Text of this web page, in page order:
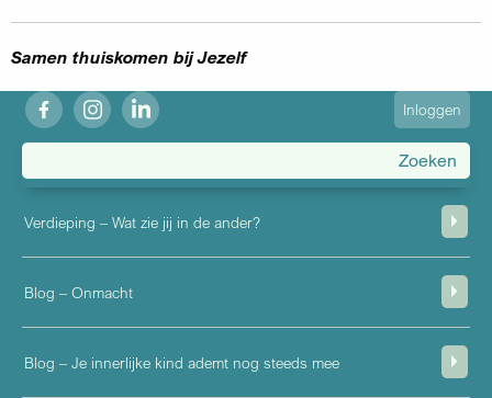
Samen thuiskomen bij Jezelf
fb ig in
User
account
menu
Inloggen
Verdieping – Wat zie jij in de ander?
Blog – Onmacht
Blog – Je innerlijke kind ademt nog steeds mee